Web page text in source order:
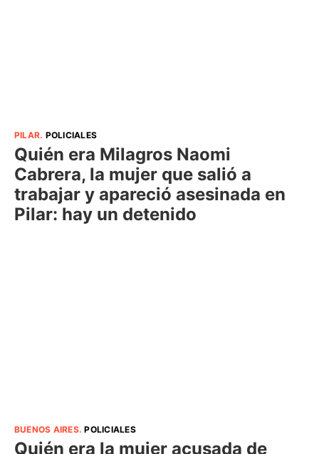
PILAR. POLICIALES
Quién era Milagros Naomi
Cabrera, la mujer que salió a
trabajar y apareció asesinada en
Pilar: hay un detenido
BUENOS AIRES.POLICIALES
Quién era la mujer acusada de